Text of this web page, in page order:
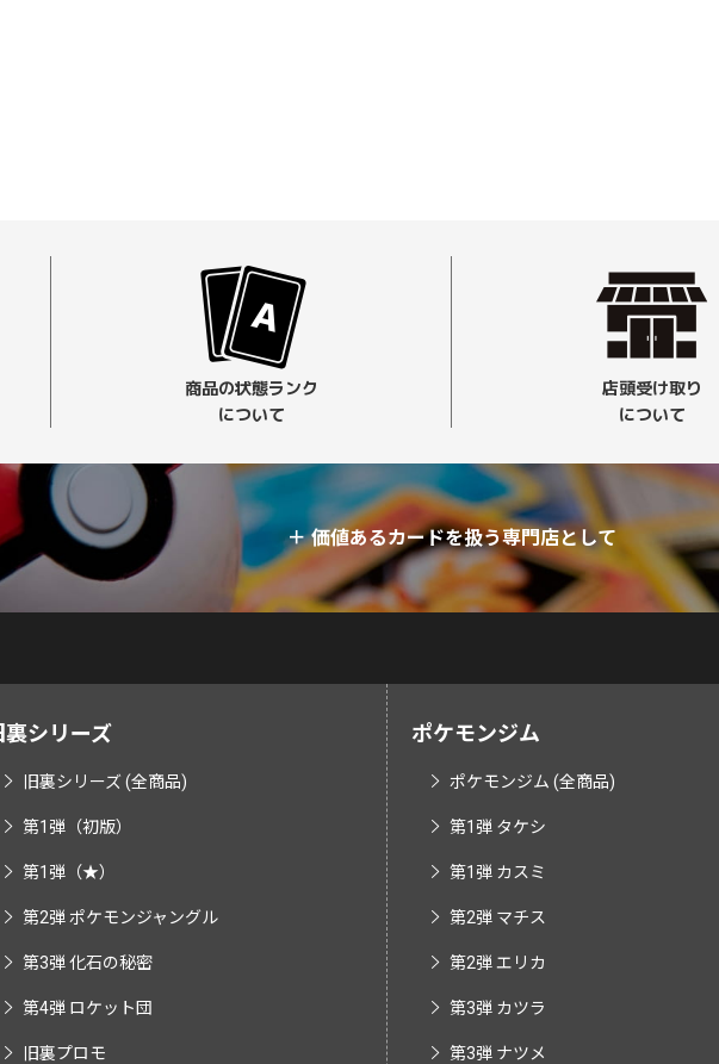
商品の状態ランク
について
店頭受け取り
について
＋価値あるカードを扱う専門店として
裏シリーズ
旧裏シリーズ (全商品)
第1弾（初版）
第1弾（★）
第2弾 ポケモンジャングル
第3弾 化石の秘密
第4弾 ロケット団
旧裏プロモ
ポケモンジム
ポケモンジム (全商品)
第1弾 タケシ
第1弾 カスミ
第2弾 マチス
第2弾 エリカ
第3弾 カツラ
第3弾 ナツメ